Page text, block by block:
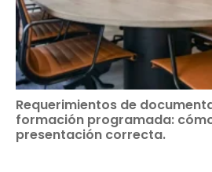
Requerimientos de
formación programada:
presentación correcta.